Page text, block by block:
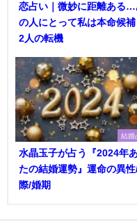
恋占い｜微妙に距離ある…
の人にとって私は本命候補
2人の転機
結婚
水晶玉子が占う『2024年
たの結婚運勢』運命の異
際/婚期